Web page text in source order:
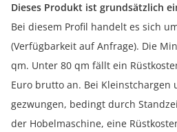
Dieses Produkt ist grundsätzlich
Bei diesem Profil handelt es sich
(Verfügbarkeit auf Anfrage). Die
qm. Unter 80 qm fällt ein
Euro brutto an. Bei Kleinstchargen
gezwungen, bedingt durch
der Hobelmaschine, eine